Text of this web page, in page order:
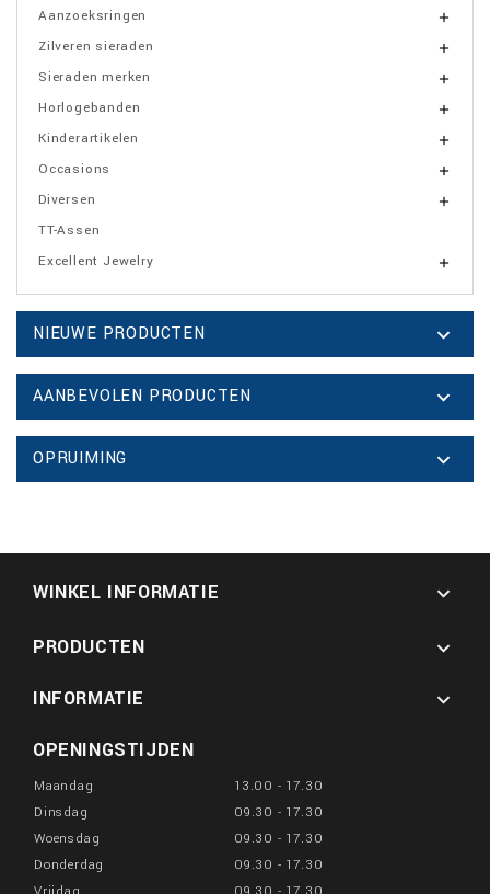
Aanzoeksringen 
Zilveren sieraden 
Sieraden merken 
Horlogebanden 
Kinderartikelen 
Occasions 
Diversen 
TT-Assen
Excellent Jewelry

NIEUWE PRODUCTEN 
AANBEVOLEN PRODUCTEN 
OPRUIMING 
WINKEL INFORMATIE 
PRODUCTEN

INFORMATIE

OPENINGSTIJDEN
Maandag
13.00 - 17.30
Dinsdag
09.30 - 17.30
Woensdag
09.30 - 17.30
Donderdag
09.30 - 17.30